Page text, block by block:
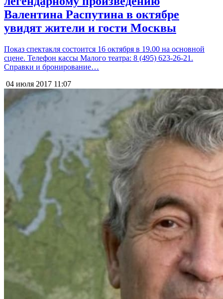
Валентина Распутина в октябре
увидят жители и гости Москвы
Показ спектакля состоится 16 октября в 19.00 на основной
сцене. Телефон кассы Малого театра: 8 (495) 623-26-21.
Справки и бронирование…
04 июля 2017 11:07